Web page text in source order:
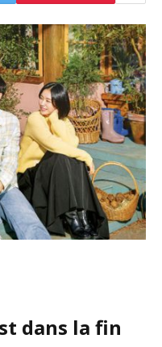
dans la fin